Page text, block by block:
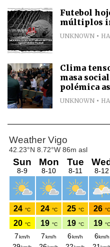
Futebol
múltiplos
UNKNOWN
Clima
masa
polémica
UNKNOWN